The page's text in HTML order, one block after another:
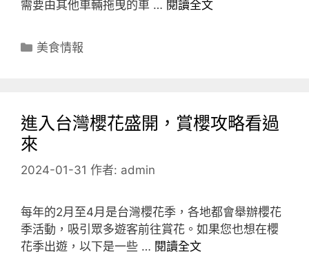
需要由其他車輛拖曳的車 … 閱讀全文
分
美食情報
進入台灣櫻花盛開，賞櫻攻略看過
來
2024-01-31 作者: admin
每年的2月至4月是台灣櫻花季，各地都會舉辦櫻花
季活動，吸引眾多遊客前往賞花。如果您也想在櫻
花季出遊，以下是一些 … 閱讀全文